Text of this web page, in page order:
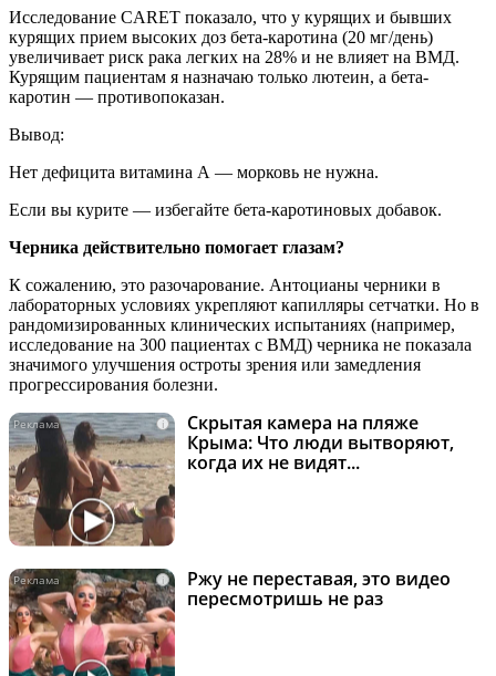
Исследование CARET показало, что у курящих и бывших
курящих прием высоких доз бета-каротина (20 мг/день)
увеличивает риск рака легких на 28% и не влияет на ВМД.
Курящим пациентам я назначаю только лютеин, а бета-
каротин — противопоказан.
Вывод:
Нет дефицита витамина А — морковь не нужна.
Если вы курите — избегайте бета-каротиновых добавок.
Черника действительно помогает глазам?
К сожалению, это разочарование. Антоцианы черники в
лабораторных условиях укрепляют капилляры сетчатки. Но в
рандомизированных клинических испытаниях (например,
исследование на 300 пациентах с ВМД) черника не показала
значимого улучшения остроты зрения или замедления
прогрессирования болезни.
i
Скрытая камера на пляже
Крыма: Что люди вытворяют,
когда их не видят...
i
Ржу не переставая, это видео
пересмотришь не раз